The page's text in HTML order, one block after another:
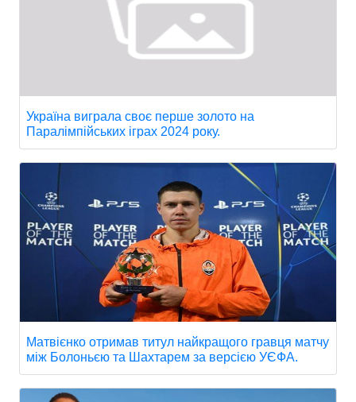
Україна виграла своє перше золото на
Паралімпійських іграх 2024 року.
Матвієнко отримав титул найкращого гравця матчу
між Болоньєю та Шахтарем за версією УЄФА.